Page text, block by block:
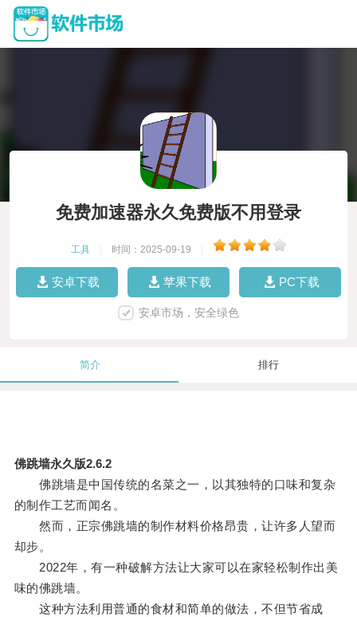
免费加速器永久免费版不用登录
工具 时间：2025-09-19
安卓下载 苹果下载 PC下载
安卓市场，安全绿色
简介 排行
佛跳墙永久版2.6.2
佛跳墙是中国传统的名菜之一，以其独特的口味和复杂
的制作工艺而闻名。
然而，正宗佛跳墙的制作材料价格昂贵，让许多人望而
却步。
2022年，有一种破解方法让大家可以在家轻松制作出美
味的佛跳墙。
这种方法利用普通的食材和简单的做法，不但节省成